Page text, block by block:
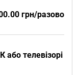
грн/разово
телевізорі